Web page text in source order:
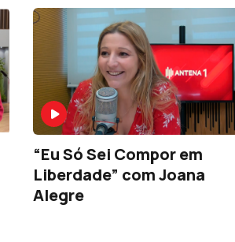
“Eu Só Sei Compor em
Liberdade” com Joana
Alegre